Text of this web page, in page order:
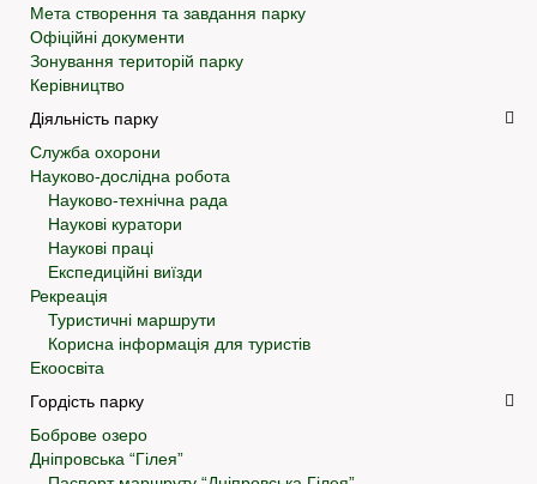
Мета створення та завдання парку
Офіційні документи
Зонування територій парку
Керівництво
Діяльність парку
Служба охорони
Науково-дослідна робота
Науково-технічна рада
Наукові куратори
Наукові праці
Експедиційні виїзди
Рекреація
Туристичні маршрути
Корисна інформація для туристів
Екоосвіта
Гордість парку
Боброве озеро
Дніпровська “Гілея”